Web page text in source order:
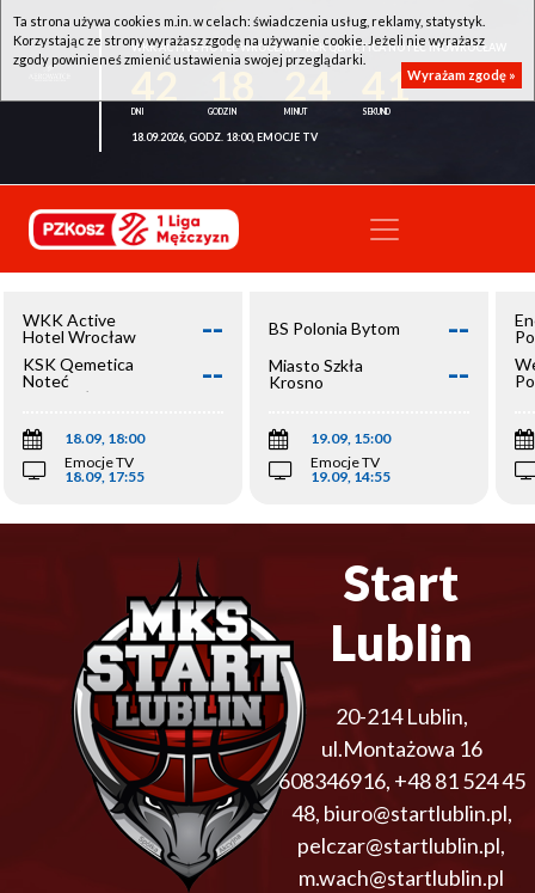
WKK ACTIVE HOTEL WROCŁAW - KSK QEMETICA NOTEĆ INOWROCŁAW
40
18.09.2026, GODZ. 18:00, EMOCJE TV
WKK Active
Hotel Wrocław
--
KSK Qemetica
Noteć
Inowrocław
--
18.09, 18:00
Emocje TV
18.09, 17:55
BS Polonia Bytom --
Miasto Szkła
Krosno
--
19.09, 15:00
Emocje TV
19.09, 14:55
Start
Lublin
20-214 Lublin,
ul.Montażowa 16
608346916, +48 81 524 45
48, biuro@startlublin.pl,
pelczar@startlublin.pl,
m.wach@startlublin.pl
Ta strona używa cookies m.in. w celach: świadczenia usług, reklamy, statystyk.
Korzystając ze strony wyrażasz zgodę na używanie cookie. Jeżeli nie wyrażasz
zgody powinieneś zmienić ustawienia swojej przeglądarki.
Wyrażam zgodę »